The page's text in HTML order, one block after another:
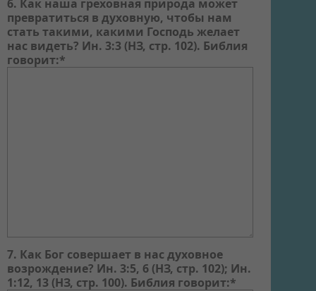
6. Как наша греховная природа может
превратиться в духовную, чтобы нам
стать такими, какими Господь желает
нас видеть? Ин. 3:3 (НЗ, стр. 102). Библия
говорит:*
7. Как Бог совершает в нас духовное
возрождение? Ин. 3:5, 6 (НЗ, стр. 102); Ин.
1:12, 13 (НЗ, стр. 100). Библия говорит:*